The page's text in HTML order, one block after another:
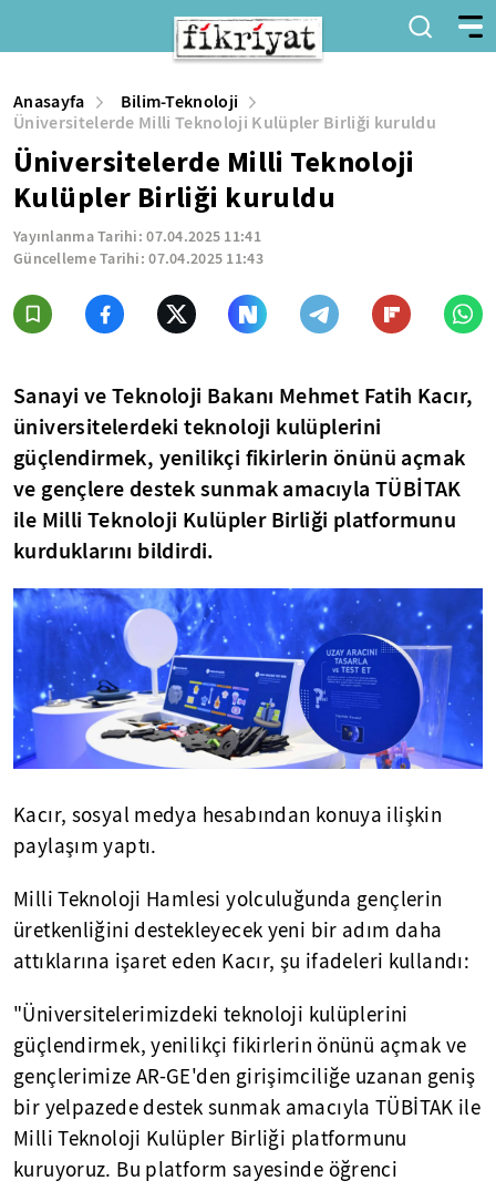
Anasayfa
Bilim-Teknoloji
Üniversitelerde Milli Teknoloji Kulüpler Birliği kuruldu
Üniversitelerde Milli Teknoloji
Kulüpler Birliği kuruldu
Yayınlanma Tarihi:07.04.2025 11:41
Güncelleme Tarihi:07.04.2025 11:43
Sanayi ve Teknoloji Bakanı Mehmet Fatih Kacır,
üniversitelerdeki teknoloji kulüplerini
güçlendirmek, yenilikçi fikirlerin önünü açmak
ve gençlere destek sunmak amacıyla TÜBİTAK
ile Milli Teknoloji Kulüpler Birliği platformunu
kurduklarını bildirdi.
Kacır, sosyal medya hesabından konuya ilişkin
paylaşım yaptı.
Milli Teknoloji Hamlesi yolculuğunda gençlerin
üretkenliğini destekleyecek yeni bir adım daha
attıklarına işaret eden Kacır, şu ifadeleri kullandı:
"Üniversitelerimizdeki teknoloji kulüplerini
güçlendirmek, yenilikçi fikirlerin önünü açmak ve
gençlerimize AR-GE'den girişimciliğe uzanan geniş
bir yelpazede destek sunmak amacıyla TÜBİTAK ile
Milli Teknoloji Kulüpler Birliği platformunu
kuruyoruz. Bu platform sayesinde öğrenci